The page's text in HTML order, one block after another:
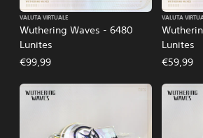
Wuthering Waves - 6480
Lunites
VALUTA VIRTUALE
€99,99
Lunites
VALUTA
€59,99